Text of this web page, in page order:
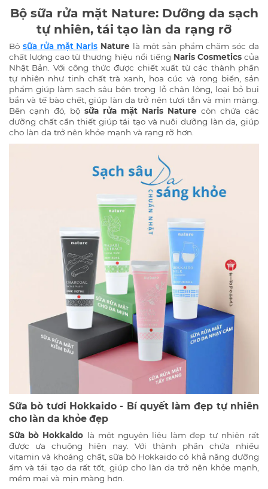
Bộ sữa rửa mặt Nature: Dưỡng da sạch
tự nhiên, tái tạo làn da rạng rỡ
Bộ sữa rửa mặt Naris Nature là một sản phẩm chăm sóc da
chất lượng cao từ thương hiệu nổi tiếng Naris Cosmeticscủa
Nhật Bản. Với công thức được chiết xuất từ các thành phần
tự nhiên như tinh chất trà xanh, hoa cúc và rong biển, sản
phẩm giúp làm sạch sâu bên trong lỗ chân lông, loại bỏ bụi
bẩn và tế bào chết, giúp làn da trở nên tươi tắn và mịn màng.
Bên cạnh đó, bộ sữa rửa mặt Naris Nature còn chứa các
dưỡng chất cần thiết giúp tái tạo và nuôi dưỡng làn da, giúp
cho làn da trở nên khỏe mạnh và rạng rỡ hơn.
Sữa bò tươi Hokkaido - Bí quyết làm đẹp tự nhiên
cho làn da khỏe đẹp
Sữa bò Hokkaido là một nguyên liệu làm đẹp tự nhiên rất
được ưa chuộng hiện nay. Với thành phần chứa nhiều
vitamin và khoáng chất, sữa bò Hokkaido có khả năng dưỡng
ẩm và tái tạo da rất tốt, giúp cho làn da trở nên khỏe mạnh,
mềm mại và mịn màng hơn.